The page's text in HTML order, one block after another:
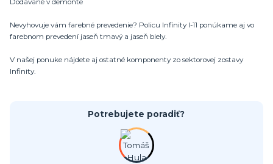
Dodávané v demonte
Nevyhovuje vám farebné prevedenie? Policu Infinity I-11 ponúkame aj vo
farebnom prevedení jaseň tmavý a jaseň biely.
V našej ponuke nájdete aj ostatné komponenty zo sektorovej zostavy
Infinity.
Potrebujete poradiť?